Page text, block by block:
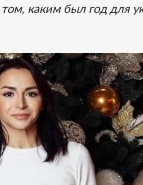
каким был год для